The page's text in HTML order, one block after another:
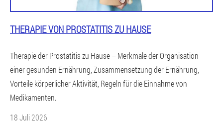
THERAPIE VON PROSTATITIS ZU HAUSE
Therapie der Prostatitis zu Hause – Merkmale der Organisation
einer gesunden Ernährung, Zusammensetzung der Ernährung,
Vorteile körperlicher Aktivität, Regeln für die Einnahme von
Medikamenten.
18 Juli 2026